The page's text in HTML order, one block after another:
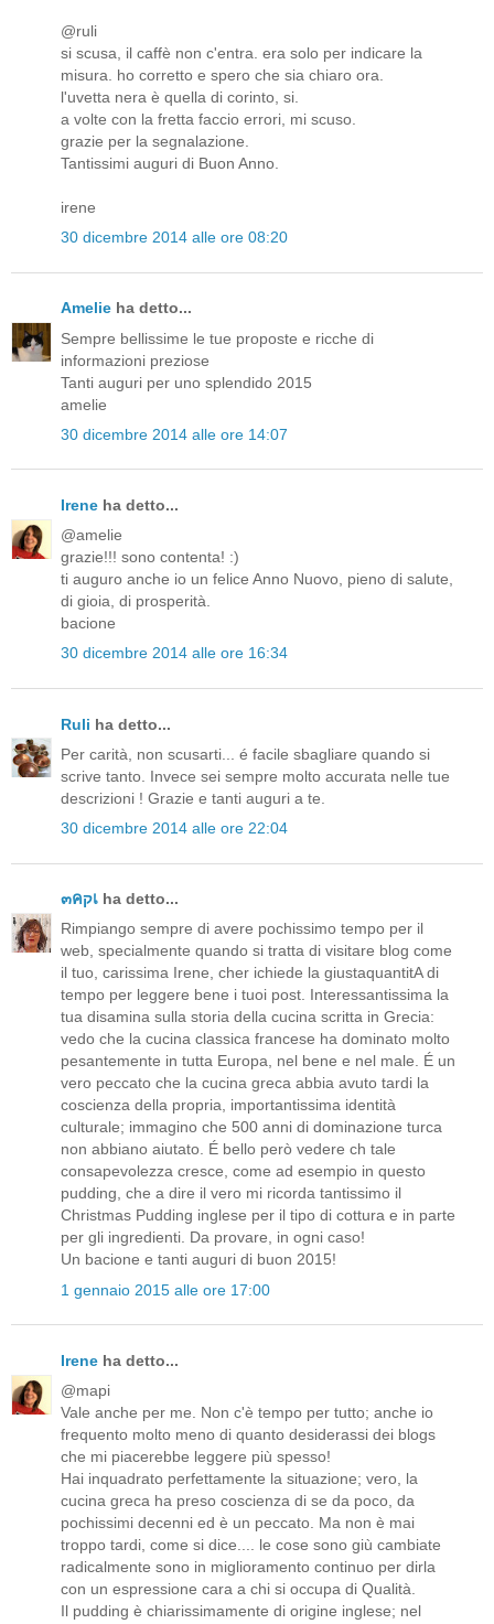
@ruli
si scusa, il caffè non c'entra. era solo per indicare la
misura. ho corretto e spero che sia chiaro ora.
l'uvetta nera è quella di corinto, si.
a volte con la fretta faccio errori, mi scuso.
grazie per la segnalazione.
Tantissimi auguri di Buon Anno.
irene
30 dicembre 2014 alle ore 08:20
Amelie ha detto...
Sempre bellissime le tue proposte e ricche di
informazioni preziose
Tanti auguri per uno splendido 2015
amelie
30 dicembre 2014 alle ore 14:07
Irene ha detto...
@amelie
grazie!!! sono contenta! :)
ti auguro anche io un felice Anno Nuovo, pieno di salute,
di gioia, di prosperità.
bacione
30 dicembre 2014 alle ore 16:34
Ruli ha detto...
Per carità, non scusarti... é facile sbagliare quando si
scrive tanto. Invece sei sempre molto accurata nelle tue
descrizioni ! Grazie e tanti auguri a te.
30 dicembre 2014 alle ore 22:04
๓คקเ ha detto...
Rimpiango sempre di avere pochissimo tempo per il
web, specialmente quando si tratta di visitare blog come
il tuo, carissima Irene, cher ichiede la giustaquantitA di
tempo per leggere bene i tuoi post. Interessantissima la
tua disamina sulla storia della cucina scritta in Grecia:
vedo che la cucina classica francese ha dominato molto
pesantemente in tutta Europa, nel bene e nel male. É un
vero peccato che la cucina greca abbia avuto tardi la
coscienza della propria, importantissima identità
culturale; immagino che 500 anni di dominazione turca
non abbiano aiutato. É bello però vedere ch tale
consapevolezza cresce, come ad esempio in questo
pudding, che a dire il vero mi ricorda tantissimo il
Christmas Pudding inglese per il tipo di cottura e in parte
per gli ingredienti. Da provare, in ogni caso!
Un bacione e tanti auguri di buon 2015!
1 gennaio 2015 alle ore 17:00
Irene ha detto...
@mapi
Vale anche per me. Non c'è tempo per tutto; anche io
frequento molto meno di quanto desiderassi dei blogs
che mi piacerebbe leggere più spesso!
Hai inquadrato perfettamente la situazione; vero, la
cucina greca ha preso coscienza di se da poco, da
pochissimi decenni ed è un peccato. Ma non è mai
troppo tardi, come si dice.... le cose sono giù cambiate
radicalmente sono in miglioramento continuo per dirla
con un espressione cara a chi si occupa di Qualità.
Il pudding è chiarissimamente di origine inglese; nel